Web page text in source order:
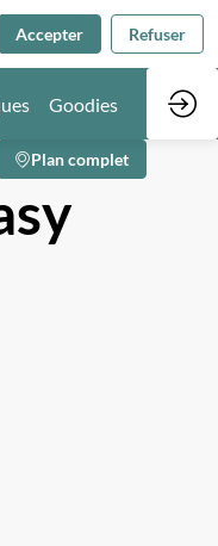
Goodies
Plan complet
Accepter Refuser